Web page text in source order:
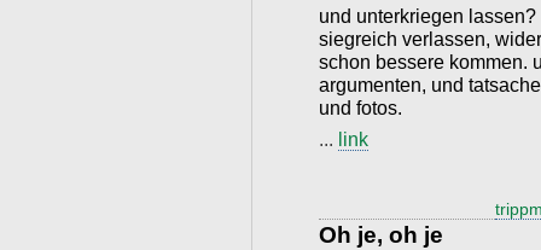
und unterkriegen
siegreich verlassen,
schon bessere kommen.
argumenten, und
und fotos.
... link
Oh je, oh je